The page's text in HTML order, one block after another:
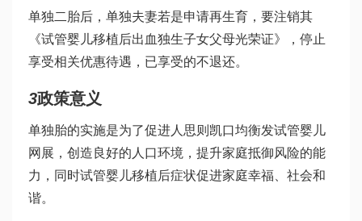
单独二胎后，单独夫妻若是申请再生育，要注销其
《试管婴儿移植后出血独生子女父母光荣证》，停止
享受相关优惠待遇，已享受的不退还。
3政策意义
单独胎的实施是为了促进人 思则凯口均衡发试管婴儿
网 展，创造良好的人口环境，提升家庭抵御风险的能
力，同时试管婴儿移植后症状促进家庭幸福、社会和
谐。